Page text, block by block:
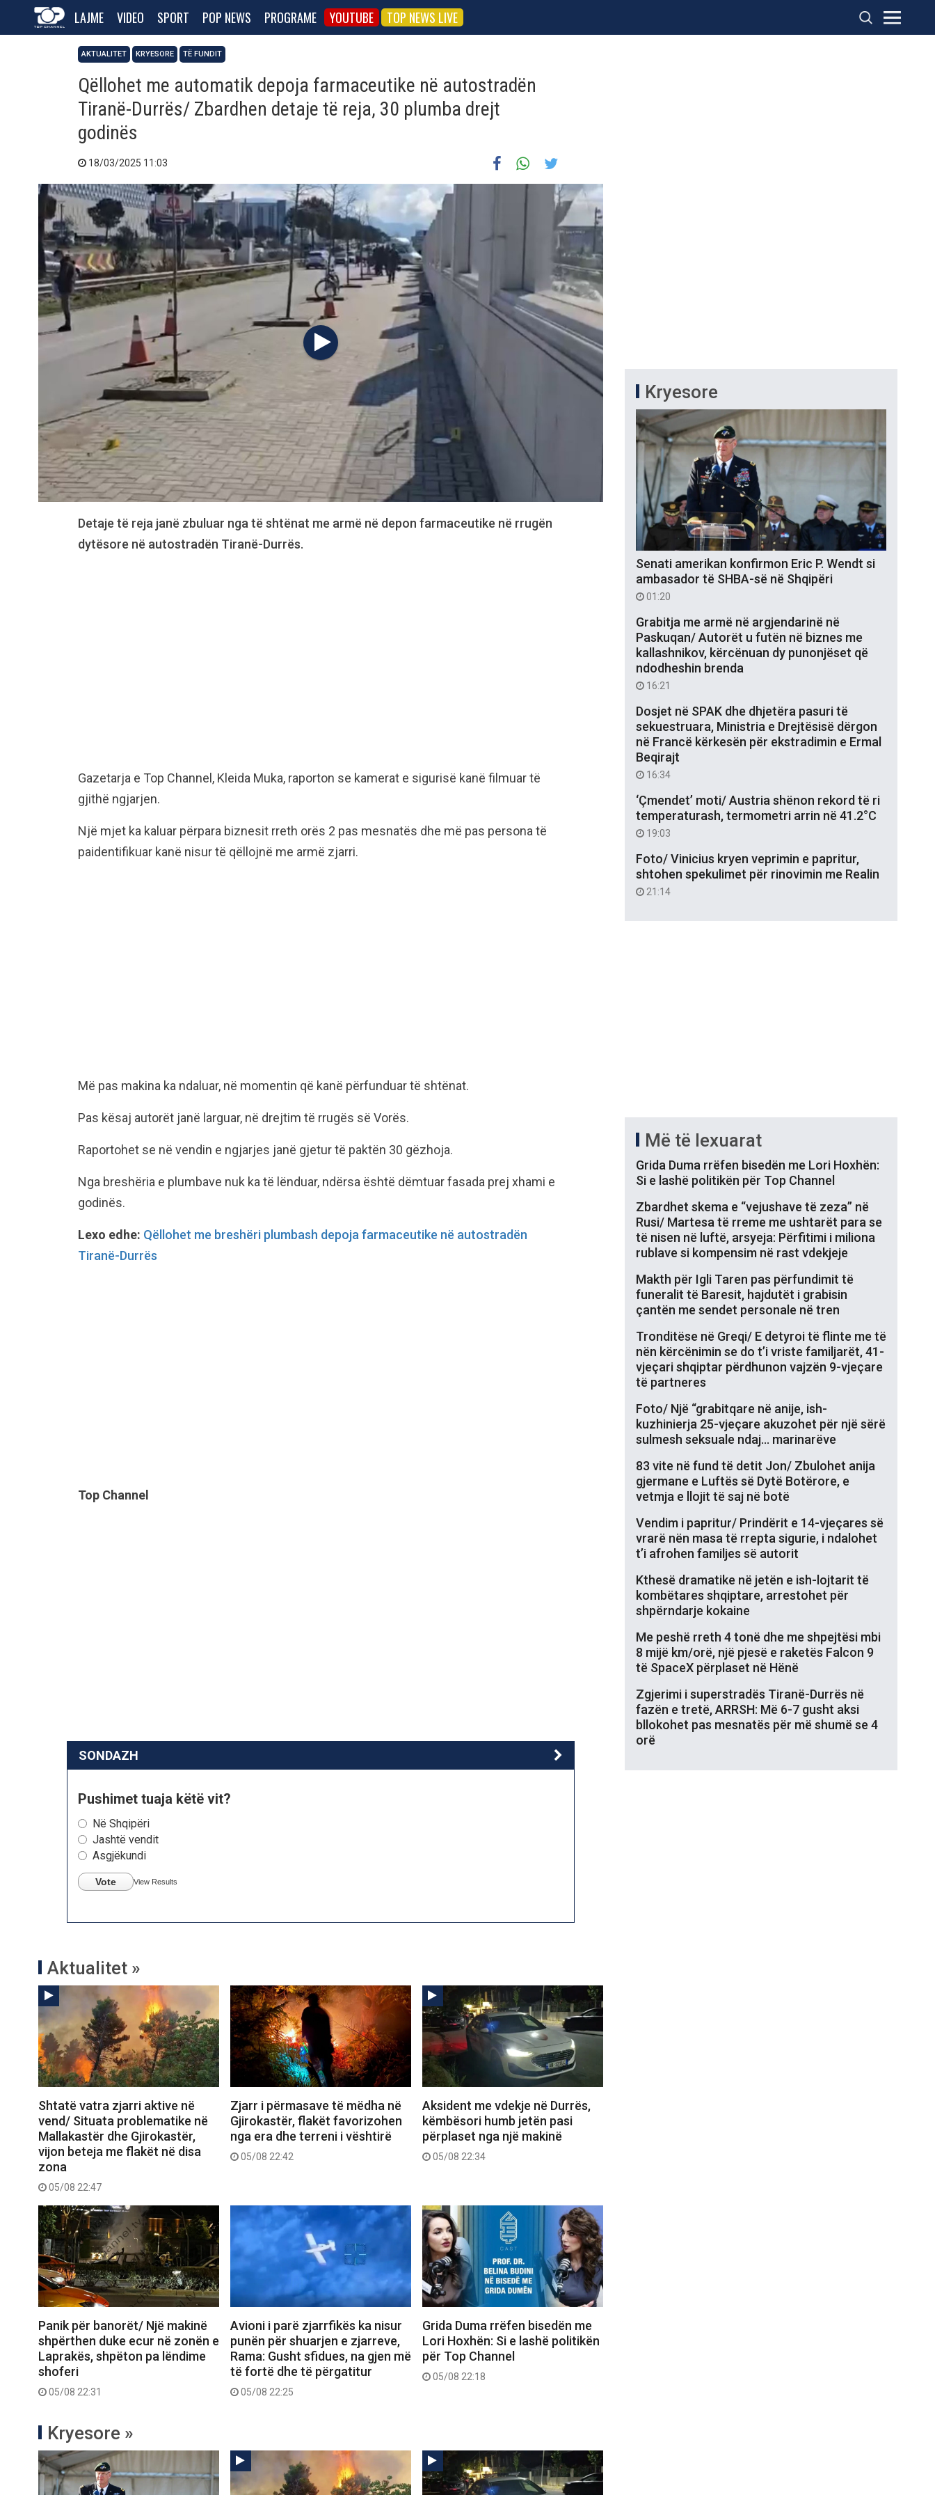
LAJME VIDEO SPORT POP NEWS PROGRAME YOUTUBE TOP NEWS LIVE
AKTUALITET KRYESORE TË FUNDIT
Qëllohet me automatik depoja farmaceutike në autostradën
Tiranë-Durrës/ Zbardhen detaje të reja, 30 plumba drejt
godinës
18/03/2025 11:03
Detaje të reja janë zbuluar nga të shtënat me armë në depon farmaceutike në rrugën
dytësore në autostradën Tiranë-Durrës.
Gazetarja e Top Channel, Kleida Muka, raporton se kamerat e sigurisë kanë filmuar të
gjithë ngjarjen.
Një mjet ka kaluar përpara biznesit rreth orës 2 pas mesnatës dhe më pas persona të
paidentifikuar kanë nisur të qëllojnë me armë zjarri.
Më pas makina ka ndaluar, në momentin që kanë përfunduar të shtënat.
Pas kësaj autorët janë larguar, në drejtim të rrugës së Vorës.
Raportohet se në vendin e ngjarjes janë gjetur të paktën 30 gëzhoja.
Nga breshëria e plumbave nuk ka të lënduar, ndërsa është dëmtuar fasada prej xhami e
godinës.
Lexo edhe: Qëllohet me breshëri plumbash depoja farmaceutike në autostradën
Tiranë-Durrës
Top Channel
SONDAZH
Pushimet tuaja këtë vit?
Në Shqipëri
Jashtë vendit
Asgjëkundi
Vote View Results
Aktualitet »
Shtatë vatra zjarri aktive në
vend/ Situata problematike në
Mallakastër dhe Gjirokastër,
vijon beteja me flakët në disa
zona
05/08 22:47
Zjarr i përmasave të mëdha në
Gjirokastër, flakët favorizohen
nga era dhe terreni i vështirë
05/08 22:42
Aksident me vdekje në Durrës,
këmbësori humb jetën pasi
përplaset nga një makinë
05/08 22:34
Panik për banorët/ Një makinë
shpërthen duke ecur në zonën e
Laprakës, shpëton pa lëndime
shoferi
05/08 22:31
Avioni i parë zjarrfikës ka nisur
punën për shuarjen e zjarreve,
Rama: Gusht sfidues, na gjen më
të fortë dhe të përgatitur
05/08 22:25
Grida Duma rrëfen bisedën me
Lori Hoxhën: Si e lashë politikën
për Top Channel
05/08 22:18
Kryesore »
Kryesore
Senati amerikan konfirmon Eric P. Wendt si
ambasador të SHBA-së në Shqipëri
01:20
Grabitja me armë në argjendarinë në
Paskuqan/ Autorët u futën në biznes me
kallashnikov, kërcënuan dy punonjëset që
ndodheshin brenda
16:21
Dosjet në SPAK dhe dhjetëra pasuri të
sekuestruara, Ministria e Drejtësisë dërgon
në Francë kërkesën për ekstradimin e Ermal
Beqirajt
16:34
‘Çmendet’ moti/ Austria shënon rekord të ri
temperaturash, termometri arrin në 41.2°C
19:03
Foto/ Vinicius kryen veprimin e papritur,
shtohen spekulimet për rinovimin me Realin
21:14
Më të lexuarat
Grida Duma rrëfen bisedën me Lori Hoxhën:
Si e lashë politikën për Top Channel
Zbardhet skema e “vejushave të zeza” në
Rusi/ Martesa të rreme me ushtarët para se
të nisen në luftë, arsyeja: Përfitimi i miliona
rublave si kompensim në rast vdekjeje
Makth për Igli Taren pas përfundimit të
funeralit të Baresit, hajdutët i grabisin
çantën me sendet personale në tren
Tronditëse në Greqi/ E detyroi të flinte me të
nën kërcënimin se do t’i vriste familjarët, 41-
vjeçari shqiptar përdhunon vajzën 9-vjeçare
të partneres
Foto/ Një “grabitqare në anije, ish-
kuzhinierja 25-vjeçare akuzohet për një sërë
sulmesh seksuale ndaj… marinarëve
83 vite në fund të detit Jon/ Zbulohet anija
gjermane e Luftës së Dytë Botërore, e
vetmja e llojit të saj në botë
Vendim i papritur/ Prindërit e 14-vjeçares së
vrarë nën masa të rrepta sigurie, i ndalohet
t’i afrohen familjes së autorit
Kthesë dramatike në jetën e ish-lojtarit të
kombëtares shqiptare, arrestohet për
shpërndarje kokaine
Me peshë rreth 4 tonë dhe me shpejtësi mbi
8 mijë km/orë, një pjesë e raketës Falcon 9
të SpaceX përplaset në Hënë
Zgjerimi i superstradës Tiranë-Durrës në
fazën e tretë, ARRSH: Më 6-7 gusht aksi
bllokohet pas mesnatës për më shumë se 4
orë